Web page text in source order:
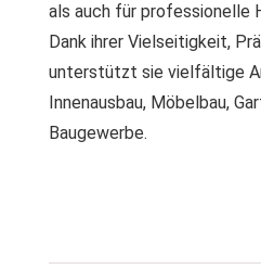
als auch für professionelle
Dank ihrer Vielseitigkeit,
unterstützt sie vielfältige
Innenausbau, Möbelbau,
Baugewerbe.